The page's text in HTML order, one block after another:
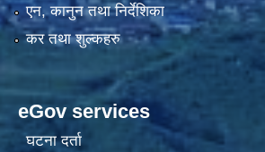
एन, कानुन तथा निर्देशिका
कर तथा शुल्कहरु
eGov services
घटना दर्ता